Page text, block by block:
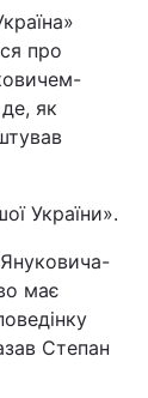
про
як
України».
Януковича-
має
Степан